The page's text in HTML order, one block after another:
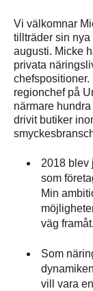
Vi välkomnar
tillträder sin
augusti. Micke
privata
regionchef på
närmare
drivit butiker
2018 blev
som
Min
väg framåt.
Som
vill vara